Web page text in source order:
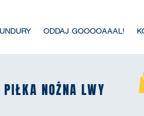
ODDAJ GOOOOAAAL!
PIŁKA NOŻNA LWY
PIŁKA NOŻNA LWY